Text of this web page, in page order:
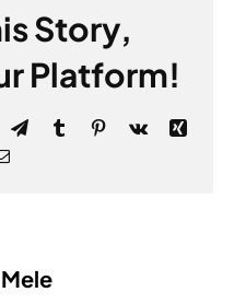
Story,
Platform!
TelegramTumblrPinterest
Vk
Xing
Email